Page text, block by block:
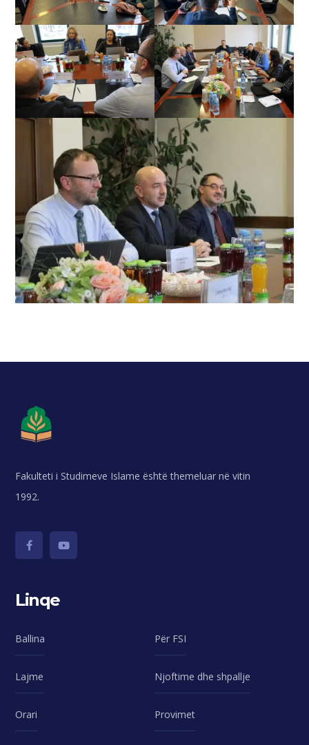
Fakulteti i Studimeve Islame është themeluar në vitin
1992.
Linqe
Ballina Për FSI
Lajme Njoftime dhe shpallje
Orari Provimet